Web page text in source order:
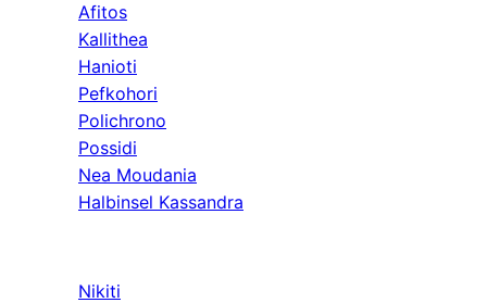
Afitos
Kallithea
Hanioti
Pefkohori
Polichrono
Possidi
Nea Moudania
Halbinsel Kassandra
Nikiti